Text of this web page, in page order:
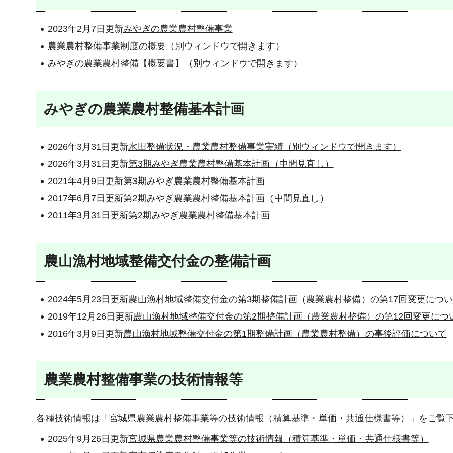
2023年2月7日更新みやぎの農業農村整備事業
農業農村整備事業制度の概要（別ウィンドウで開きます）
みやぎの農業農村整備【概要書】（別ウィンドウで開きます）
みやぎの農業農村整備基本計画
2026年3月31日更新水田整備状況・農業農村整備事業実績（別ウィンドウで開きます）
2026年3月31日更新第3期みやぎ農業農村整備基本計画（中間見直し）
2021年4月9日更新第3期みやぎ農業農村整備基本計画
2017年6月7日更新第2期みやぎ農業農村整備基本計画（中間見直し）
2011年3月31日更新第2期みやぎ農業農村整備基本計画
農山漁村地域整備交付金の整備計画
2024年5月23日更新農山漁村地域整備交付金の第3期整備計画（農業農村整備）の第17回変更につ
2019年12月26日更新農山漁村地域整備交付金の第2期整備計画（農業農村整備）の第12回変更につ
2016年3月9日更新農山漁村地域整備交付金の第1期整備計画（農業農村整備）の事後評価について
農業農村整備事業の技術情報等
各種技術情報は「 宮城県農業農村整備事業等の技術情報（積算基準・単価・共通仕様書等） 」をご覧
2025年9月26日更新宮城県農業農村整備事業等の技術情報（積算基準・単価・共通仕様書等）